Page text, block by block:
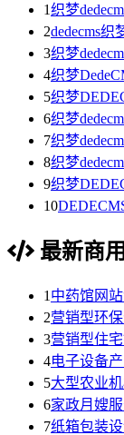
1织梦
2dedecms织
3织梦
4织梦
5织梦
6织梦
7织梦
8织梦
9织梦
10
最新商
1 中药馆网
2营销型环
3营销型住
4电子设备
5大型农业
6家政月嫂
7纸箱包装